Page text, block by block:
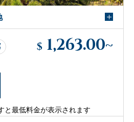
$ 1,263.00~
と最低料金が表示されます